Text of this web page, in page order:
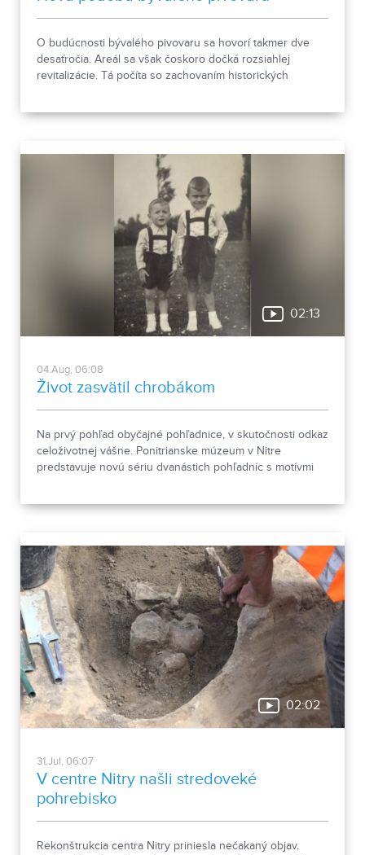
O budúcnosti bývalého pivovaru sa hovorí takmer dve
desaťročia. Areál sa však čoskoro dočká rozsiahlej
revitalizácie. Tá počíta so zachovaním historických
02:13
04.Aug, 06:08
Život zasvätil chrobákom
Na prvý pohľad obyčajné pohľadnice, v skutočnosti odkaz
celoživotnej vášne. Ponitrianske múzeum v Nitre
predstavuje novú sériu dvanástich pohľadníc s motívmi
odchode.
02:02
31.Jul, 06:07
V centre Nitry našli stredoveké
pohrebisko
Rekonštrukcia centra Nitry priniesla nečakaný objav.